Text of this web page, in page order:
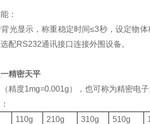
：
光显示，称重稳定时间≤3秒，设定物
配RS232通讯接口连接外围设备。
精密天平
精度1mg=0.001g），也可称为精密电子
110g 210g 310g 510g